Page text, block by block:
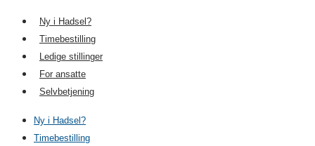
Ny i Hadsel?
Timebestilling
Ledige stillinger
For ansatte
Selvbetjening
Ny i Hadsel?
Timebestilling